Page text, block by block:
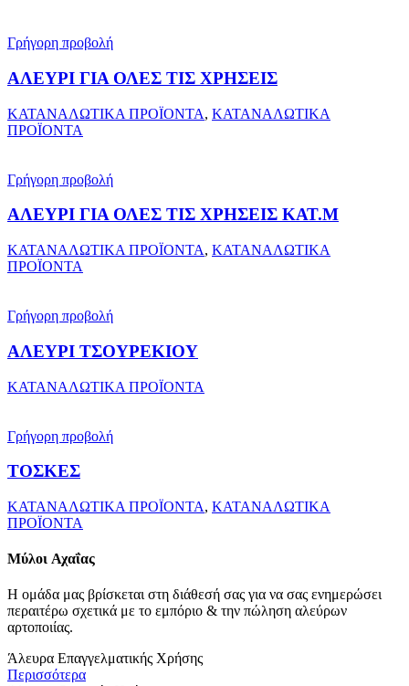
Γρήγορη προβολή
ΑΛΕΥΡΙ ΓΙΑ ΟΛΕΣ ΤΙΣ ΧΡΗΣΕΙΣ
ΚΑΤΑΝΑΛΩΤΙΚΑ ΠΡΟΪΟΝΤΑ, ΚΑΤΑΝΑΛΩΤΙΚΑ
ΠΡΟΪΟΝΤΑ
Γρήγορη προβολή
ΑΛΕΥΡΙ ΓΙΑ ΟΛΕΣ ΤΙΣ ΧΡΗΣΕΙΣ ΚΑΤ.Μ
ΚΑΤΑΝΑΛΩΤΙΚΑ ΠΡΟΪΟΝΤΑ, ΚΑΤΑΝΑΛΩΤΙΚΑ
ΠΡΟΪΟΝΤΑ
Γρήγορη προβολή
ΑΛΕΥΡΙ ΤΣΟΥΡΕΚΙΟΥ
ΚΑΤΑΝΑΛΩΤΙΚΑ ΠΡΟΪΟΝΤΑ
Γρήγορη προβολή
ΤΟΣΚΕΣ
ΚΑΤΑΝΑΛΩΤΙΚΑ ΠΡΟΪΟΝΤΑ, ΚΑΤΑΝΑΛΩΤΙΚΑ
ΠΡΟΪΟΝΤΑ
Μύλοι Αχαΐας
Η ομάδα μας βρίσκεται στη διάθεσή σας για να σας ενημερώσει
περαιτέρω σχετικά με το εμπόριο & την πώληση αλεύρων
αρτοποιίας.
Άλευρα Επαγγελματικής Χρήσης
Περισσότερα